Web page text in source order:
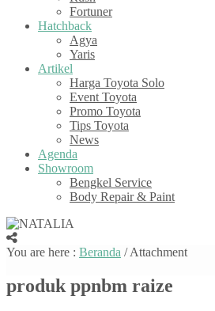
Fortuner
Hatchback
Agya
Yaris
Artikel
Harga Toyota Solo
Event Toyota
Promo Toyota
Tips Toyota
News
Agenda
Showroom
Bengkel Service
Body Repair & Paint
You are here : Beranda / Attachment
produk ppnbm raize